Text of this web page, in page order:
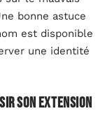
bonne astuce
est disponible
une identité
son extension